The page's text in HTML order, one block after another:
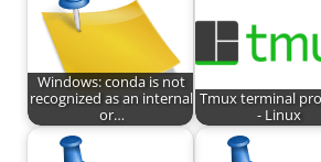
Windows: conda is not
recognized as an internal
or…
Tmux terminal
- Linux